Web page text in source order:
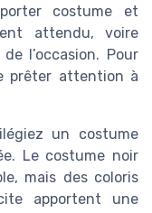
costume et
attendu, voire
l’occasion. Pour
prêter attention à
un costume
Le costume noir
mais des coloris
apportent une